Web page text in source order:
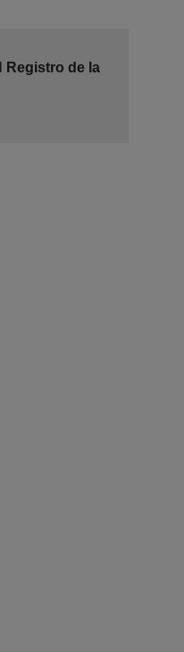
Registro de la